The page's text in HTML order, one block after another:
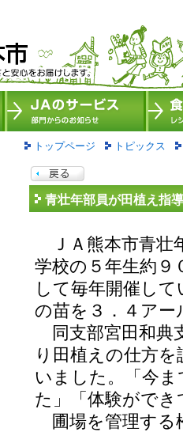
トップページ トピックス
青壮年部員が田植え指
ＪＡ熊本市青壮
学校の５年生約９
して毎年開催し
の苗を３．４ア
同支部宮田和典
り田植えの仕方
いました。「今
た」「体験がで
圃場を管理する